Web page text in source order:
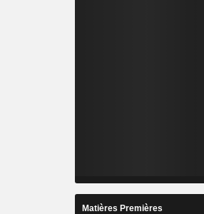
Matières Premières